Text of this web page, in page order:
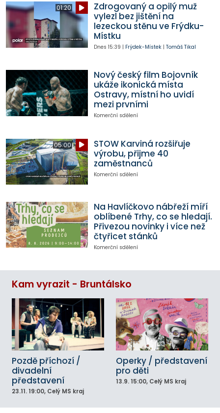
01:20
Zdrogovaný a opilý muž
vylezl bez jištění na
lezeckou stěnu ve Frýdku-
Místku
Dnes 15:39 | Frýdek-Místek| Tomáš Tikal
Nový český film Bojovník
ukáže ikonická místa
Ostravy, místní ho uvidí
mezi prvními
Komerční sdělení
05:00
STOW Karviná rozšiřuje
výrobu, přijme 40
zaměstnanců
Komerční sdělení
Na Havlíčkovo nábřeží míří
oblíbené Trhy, co se hledají.
Přivezou novinky i více než
čtyřicet stánků
Komerční sdělení
Kam vyrazit - Bruntálsko
Pozdě příchozí /
divadelní
představení
23.11. 19:00, Celý MS kraj
Operky / představení
pro děti
13.9. 15:00, Celý MS kraj